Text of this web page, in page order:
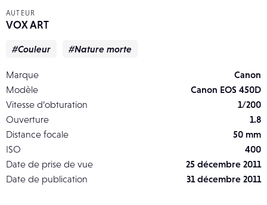
AUTEUR
VOX ART
#Couleur #Nature morte
Marque
Canon
Modèle
Canon EOS 450D
Vitesse d’obturation
1/200
Ouverture
1.8
Distance focale
50 mm
ISO
400
Date de prise de vue
25 décembre 2011
Date de publication
31 décembre 2011